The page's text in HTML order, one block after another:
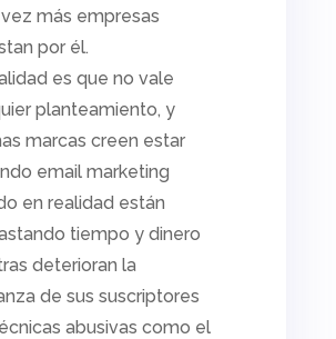
más empresas
por él.
es que no vale
planteamiento, y
marcas creen estar
email marketing
en realidad están
tiempo y dinero
deterioran la
de sus suscriptores
abusivas como el